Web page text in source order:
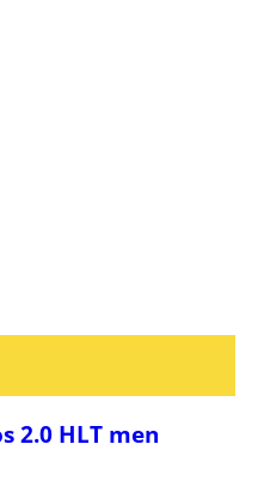
2.0 HLT men